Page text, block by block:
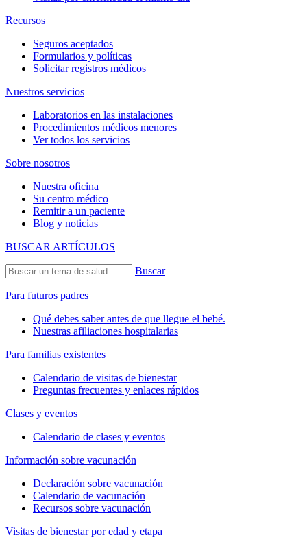
Recursos
Seguros aceptados
Formularios y políticas
Solicitar registros médicos
Nuestros servicios
Laboratorios en las instalaciones
Procedimientos médicos menores
Ver todos los servicios
Sobre nosotros
Nuestra oficina
Su centro médico
Remitir a un paciente
Blog y noticias
BUSCAR ARTÍCULOS
Buscar
Para futuros padres
Qué debes saber antes de que llegue el bebé.
Nuestras afiliaciones hospitalarias
Para familias existentes
Calendario de visitas de bienestar
Preguntas frecuentes y enlaces rápidos
Clases y eventos
Calendario de clases y eventos
Información sobre vacunación
Declaración sobre vacunación
Calendario de vacunación
Recursos sobre vacunación
Visitas de bienestar por edad y etapa